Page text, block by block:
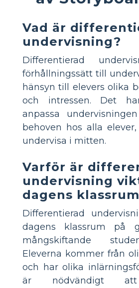
Vad är
undervisning?
Differentierad
förhållningssätt till
hänsyn till elevers olika
och intressen. Det
anpassa
behoven hos alla
undervisa i mitten.
Varför är
undervisning
dagens
Differentierad
dagens klassrum på
mångskiftande
Eleverna kommer från
och har olika
är nödvändigt att